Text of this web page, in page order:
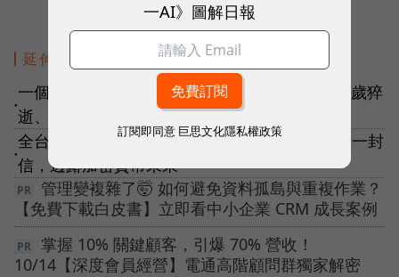
延伸閱讀
●
一個月內幣圈3位大亨接連身亡！29歲溺水、30歲猝
逝、53歲墜機
●
全台最大交易所MaiCoin十歲了！創辦人劉世偉一封
信，透露加密貨幣未來
管理變複雜了🤯 如何避免資料孤島與重複作業？
【免費下載白皮書】立即看中小企業 CRM 成長案例
掌握 10% 關鍵顧客，引爆 70% 營收！
10/14【深度會員經營】電通高階顧問群獨家解密
一AI》圖解日報
訂閱即同意 巨思文化隱私權政策